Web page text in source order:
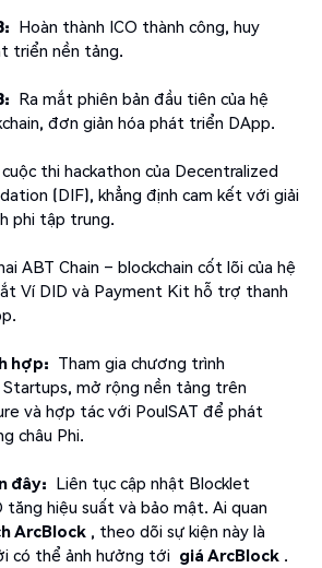
Hoàn thành ICO thành công, huy
triển nền tảng.
Ra mắt phiên bản đầu tiên của hệ
đơn giản hóa phát triển DApp.
thi hackathon của Decentralized
(DIF), khẳng định cam kết với giải
phi tập trung.
ABT Chain – blockchain cốt lõi của hệ
Ví DID và Payment Kit hỗ trợ thanh
hợp: Tham gia chương trình
mở rộng nền tảng trên
và hợp tác với PoulSAT để phát
châu Phi.
đây: Liên tục cập nhật Blocklet
tăng hiệu suất và bảo mật. Ai quan
ArcBlock , theo dõi sự kiện này là
có thể ảnh hưởng tới giá ArcBlock .